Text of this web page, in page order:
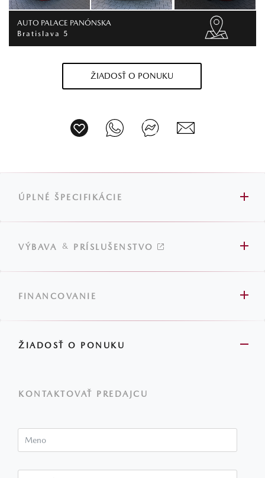
AUTO PALACE PANÓNSKA
Bratislava 5
ŽIADOSŤ O PONUKU
ÚPLNÉ ŠPECIFIKÁCIE
VÝBAVA & PRÍSLUŠENSTVO
FINANCOVANIE
ŽIADOSŤ O PONUKU
KONTAKTOVAŤ PREDAJCU